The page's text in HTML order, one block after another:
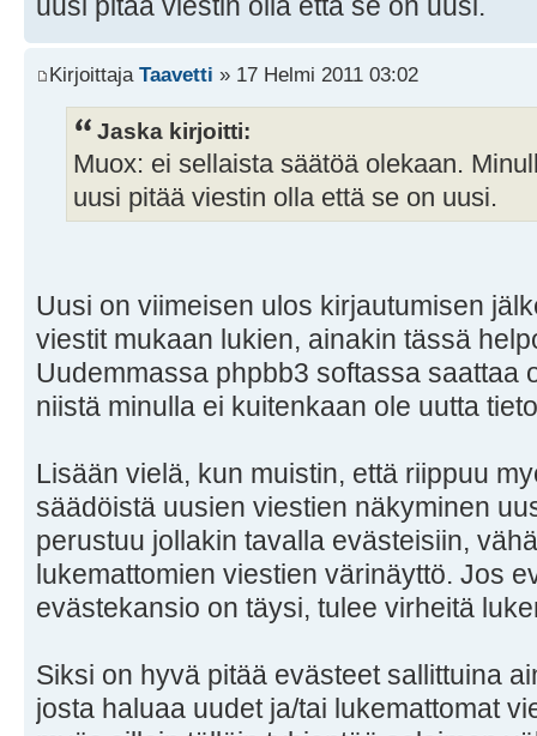
uusi pitää viestin olla että se on uusi.
Kirjoittaja Taavetti » 17 Helmi 2011 03:02
Jaska kirjoitti:
Muox: ei sellaista säätöä olekaan.
uusi pitää viestin olla että se on uusi.
Uusi on viimeisen ulos kirjautumisen
viestit mukaan lukien, ainakin tässä
Uudemmassa phpbb3 softassa saattaa
niistä minulla ei kuitenkaan ole uutta
Lisään vielä, kun muistin, että riippuu
säädöistä uusien viestien näkyminen
perustuu jollakin tavalla evästeisiin,
lukemattomien viestien värinäyttö. Jos
evästekansio on täysi, tulee virheitä
Siksi on hyvä pitää evästeet sallittuina
josta haluaa uudet ja/tai lukemattomat